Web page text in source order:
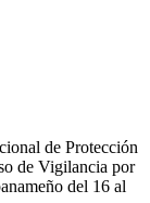
de Protección
de Vigilancia por
del 16 al